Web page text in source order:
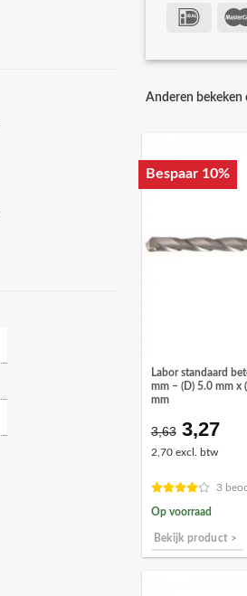
Anderen bekeken
Bespaar 10%
Labor standaard
mm – (D) 5.0 mm x
mm
3,63
prijs
€3,63.
3,27
2,70 excl. btw
3
Op voorraad
Bekijk product >